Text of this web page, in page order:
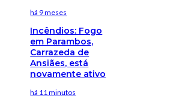
há 9 meses
Incêndios: Fogo
em Parambos,
Carrazeda de
Ansiães, está
novamente ativo
há 11 minutos